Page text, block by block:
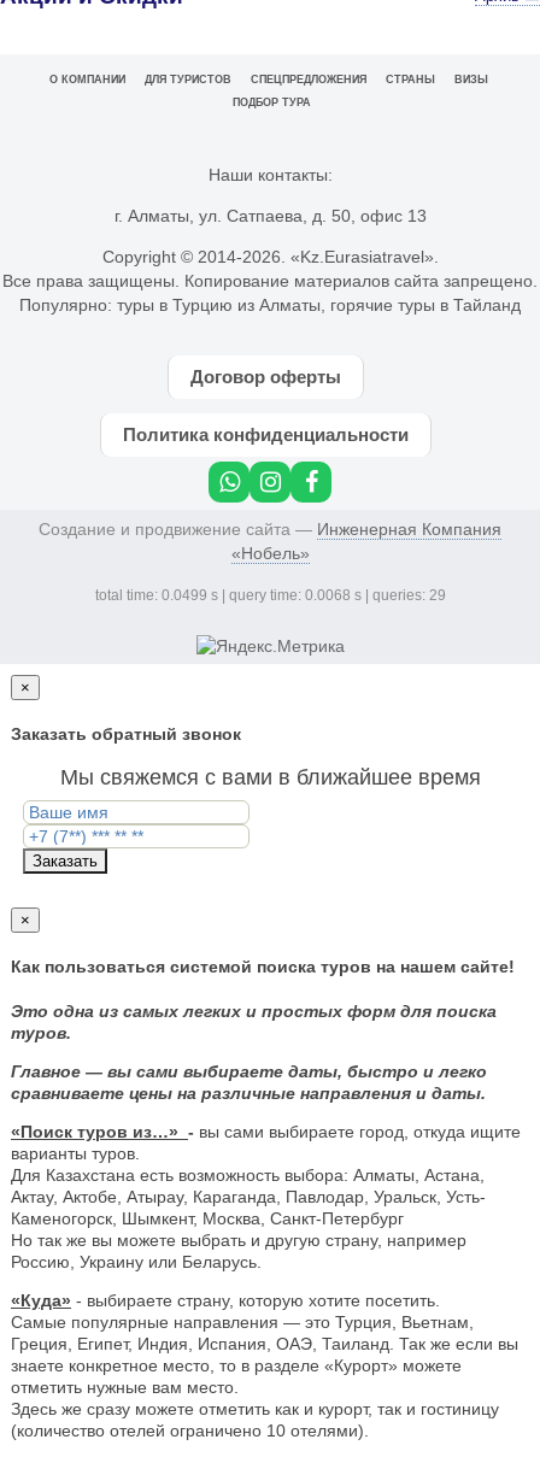
О КОМПАНИИ ДЛЯ ТУРИСТОВ СПЕЦПРЕДЛОЖЕНИЯ СТРАНЫ
ВИЗЫ
ПОДБОР ТУРА
Наши контакты:
г. Алматы, ул. Сатпаева, д. 50, офис 13
Copyright © 2014-2026. «Kz.Eurasiatravel».
Все права защищены. Копирование материалов сайта запрещено.
Популярно: туры в Турцию из Алматы, горячие туры в Тайланд
Договор оферты
Политика конфиденциальности
Создание и продвижение сайта — Инженерная Компания
«Нобель»
total time: 0.0499 s | query time: 0.0068 s | queries: 29
×
Заказать обратный звонок
Мы свяжемся с вами в ближайшее время
Заказать
×
Как пользоваться системой поиска туров на нашем сайте!
Это одна из самых легких и простых форм для поиска
туров.
Главное — вы сами выбираете даты, быстро и легко
сравниваете цены на различные направления и даты.
«Поиск туров из…» - вы сами выбираете город, откуда ищите
варианты туров.
Для Казахстана есть возможность выбора: Алматы, Астана,
Актау, Актобе, Атырау, Караганда, Павлодар, Уральск, Усть-
Каменогорск, Шымкент, Москва, Санкт-Петербург
Но так же вы можете выбрать и другую страну, например
Россию, Украину или Беларусь.
«Куда» - выбираете страну, которую хотите посетить.
Самые популярные направления — это Турция, Вьетнам,
Греция, Египет, Индия, Испания, ОАЭ, Таиланд. Так же если вы
знаете конкретное место, то в разделе «Курорт» можете
отметить нужные вам место.
Здесь же сразу можете отметить как и курорт, так и гостиницу
(количество отелей ограничено 10 отелями).